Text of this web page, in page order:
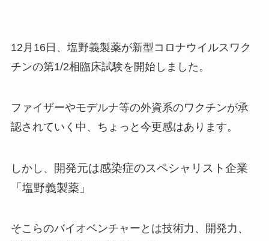
12月16日、塩野義製薬が新型コロナウイルスワク
チンの第1/2相臨床試験を開始しました。
ファイザーやモデルナ等の外資系のワクチンが承
認されていく中、ちょっと今更感はあります。
しかし、 開発元は感染症のスペシャリスト企業
「塩野義製薬」
そこらのバイオベンチャーとは技術力、開発力、